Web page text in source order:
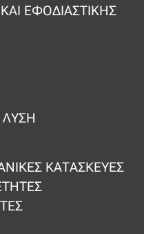
ΕΦΟΔΙΑΣΤΙΚΉΣ
ΚΑΤΑΣΚΕΥΈΣ